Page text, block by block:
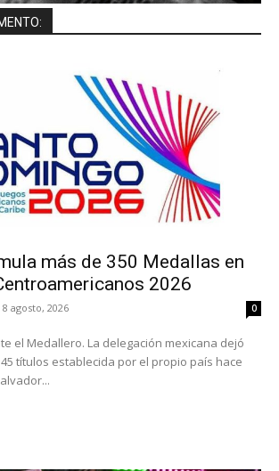
más de 350 Medallas en
2026
8 agosto, 2026 0
delegación mexicana dejó
títulos establecida por el propio país hace